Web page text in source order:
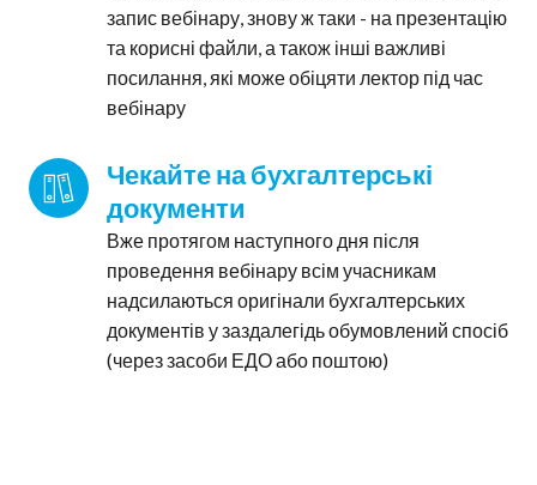
запис вебінару, знову ж таки - на презентацію
та корисні файли, а також інші важливі
посилання, які може обіцяти лектор під час
вебінару
Чекайте на бухгалтерські
документи
Вже протягом наступного дня після
проведення вебінару всім учасникам
надсилаються оригінали бухгалтерських
документів у заздалегідь обумовлений спосіб
(через засоби ЕДО або поштою)